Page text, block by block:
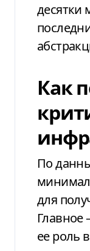
десятки
Как
По
для
Главное
ее роль